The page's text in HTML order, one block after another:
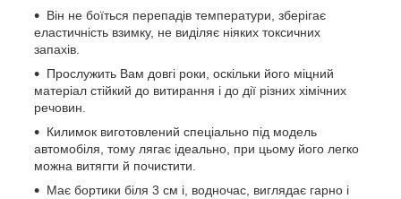
Він не боїться перепадів температури, зберігає
еластичність взимку, не виділяє ніяких токсичних
запахів.
Прослужить Вам довгі роки, оскільки його міцний
матеріал стійкий до витирання і до дії різних хімічних
речовин.
Килимок виготовлений спеціально під модель
автомобіля, тому лягає ідеально, при цьому його легко
можна витягти й почистити.
Має бортики біля 3 см і, водночас, виглядає гарно і